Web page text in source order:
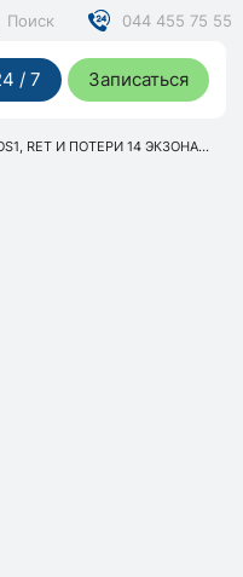
Поиск 044 455 75 55
/ 7 Записаться
RET И ПОТЕРИ 14 ЭКЗОНА...